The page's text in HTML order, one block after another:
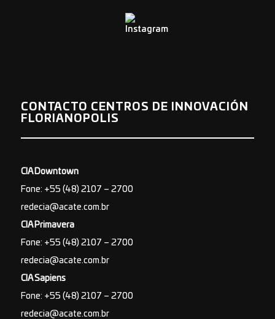
CONTACTO CENTROS DE INNOVACIÓN
FLORIANOPOLIS
CIA Downtown
Fone: +55 (48) 2107 – 2700
redecia@acate.com.br
CIA Primavera
Fone: +55 (48) 2107 – 2700
redecia@acate.com.br
CIA Sapiens
Fone: +55 (48) 2107 – 2700
redecia@acate.com.br